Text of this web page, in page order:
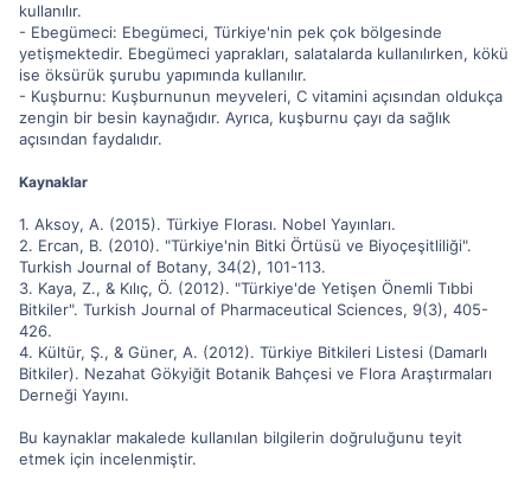
kullanılır.
- Ebegümeci: Ebegümeci, Türkiye'nin pek çok bölgesinde
yetişmektedir. Ebegümeci yaprakları, salatalarda kullanılırken, kökü
ise öksürük şurubu yapımında kullanılır.
- Kuşburnu: Kuşburnunun meyveleri, C vitamini açısından oldukça
zengin bir besin kaynağıdır. Ayrıca, kuşburnu çayı da sağlık
açısından faydalıdır.
Kaynaklar
1. Aksoy, A. (2015). Türkiye Florası. Nobel Yayınları.
2. Ercan, B. (2010). "Türkiye'nin Bitki Örtüsü ve Biyoçeşitliliği".
Turkish Journal of Botany, 34(2), 101-113.
3. Kaya, Z., & Kılıç, Ö. (2012). "Türkiye'de Yetişen Önemli Tıbbi
Bitkiler". Turkish Journal of Pharmaceutical Sciences, 9(3), 405-
426.
4. Kültür, Ş., & Güner, A. (2012). Türkiye Bitkileri Listesi (Damarlı
Bitkiler). Nezahat Gökyiğit Botanik Bahçesi ve Flora Araştırmaları
Derneği Yayını.
Bu kaynaklar makalede kullanılan bilgilerin doğruluğunu teyit
etmek için incelenmiştir.